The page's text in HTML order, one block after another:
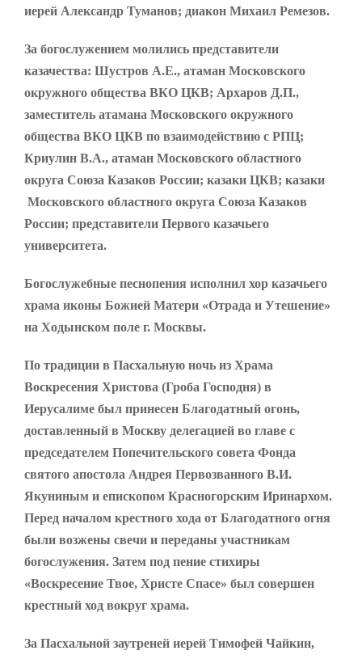
иерей Александр Туманов; диакон Михаил Ремезов.
За богослужением молились представители
казачества: Шустров А.Е., атаман Московского
окружного общества ВКО ЦКВ; Архаров Д.П.,
заместитель атамана Московского окружного
общества ВКО ЦКВ по взаимодействию с РПЦ;
Криулин В.А., атаман Московского областного
округа Союза Казаков России; казаки ЦКВ; казаки
Московского областного округа Союза Казаков
России; представители Первого казачьего
университета.
Богослужебные песнопения исполнил хор казачьего
храма иконы Божией Матери «Отрада и Утешение»
на Ходынском поле г. Москвы.
По традиции в Пасхальную ночь из Храма
Воскресения Христова (Гроба Господня) в
Иерусалиме был принесен Благодатный огонь,
доставленный в Москву делегацией во главе с
председателем Попечительского совета Фонда
святого апостола Андрея Первозванного В.И.
Якуниным и епископом Красногорским Иринархом.
Перед началом крестного хода от Благодатного огня
были возжены свечи и переданы участникам
богослужения. Затем под пение стихиры
«Воскресение Твое, Христе Спасе» был совершен
крестный ход вокруг храма.
За Пасхальной заутреней иерей Тимофей Чайкин,